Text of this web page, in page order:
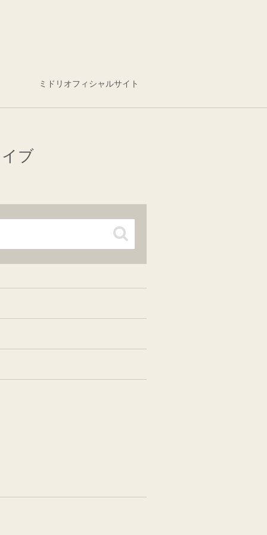
ミドリオフィシャルサイト
イブ